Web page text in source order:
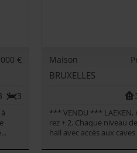
€
3
Maison
BRUXELLES
*** VENDU *** LAEKEN,
rez + 2. Chaque niveau
hall avec accès aux caves